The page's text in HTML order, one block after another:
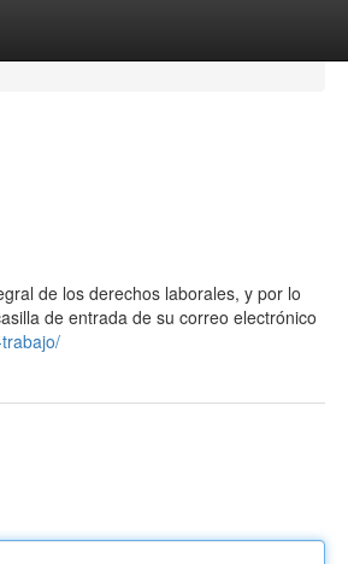
de los derechos laborales, y por lo
de entrada de su correo electrónico